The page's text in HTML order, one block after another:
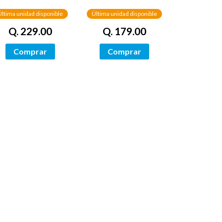
unidad disponible
Q. 229.00
Comprar
Última unidad disponible
Q. 179.00
Comprar